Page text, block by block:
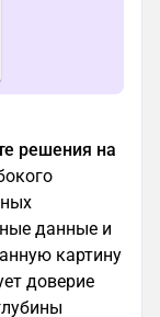
решения на
данные и
картину
доверие